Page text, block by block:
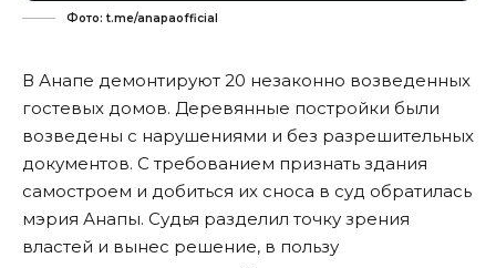
Фото: t.me/anapaofficial
В Анапе демонтируют 20 незаконно возведенных
гостевых домов. Деревянные постройки были
возведены с нарушениями и без разрешительных
документов. С требованием признать здания
самостроем и добиться их сноса в суд обратилась
мэрия Анапы. Судья разделил точку зрения
властей и вынес решение, в пользу